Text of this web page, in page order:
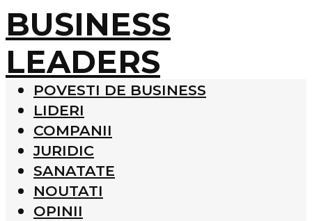
BUSINESS
LEADERS
POVESTI DE BUSINESS
LIDERI
COMPANII
JURIDIC
SANATATE
NOUTATI
OPINII